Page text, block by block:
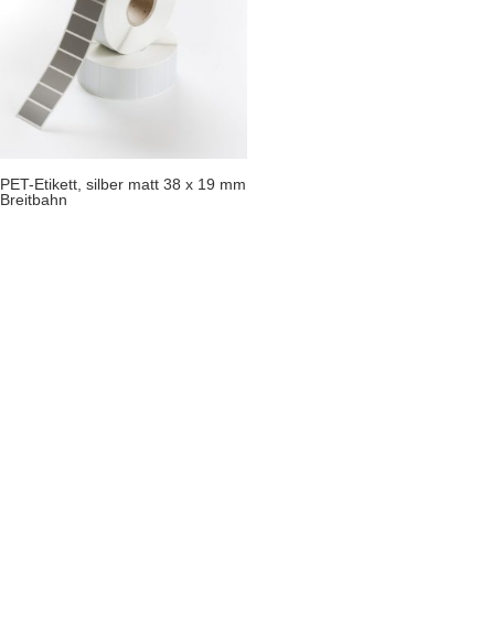
PET-Etikett, silber matt 38 x 19 mm
Breitbahn